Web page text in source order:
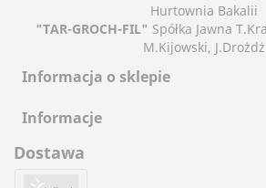
Hurtownia Bakalii
"TAR-GROCH-FIL" Spółka Jawna
M.Kijowski, J.Drożdż
Informacja o sklepie
Informacje
Dostawa